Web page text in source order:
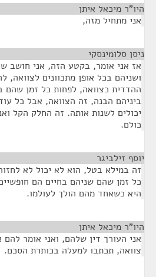
היו"ר מיכאל איתן
אני מתחיל מזה,
ניסן סלומינסקי
אז אני אומר, בקטע הזה, אני חושב
ושניהם בכל אופן מתכוונים
ההדדית כצוואה, לפחות כל זמן שהם
ביניהם הבנה, זה הצוואה, אבל כל
יכולים לשנות אותה. זה החלק הקל
כולם.
יוסף זילביגר
זה במילא בטל, הוא לא יכול לא
כל זמן שהם שניהם בחיים הם
היא כשאחד מהם הולך לעולמו.
היו"ר מיכאל איתן
אני העורך דין שלהם, ואני אומר
צוואה, תכתבו למעלה בכותרת הסכם.